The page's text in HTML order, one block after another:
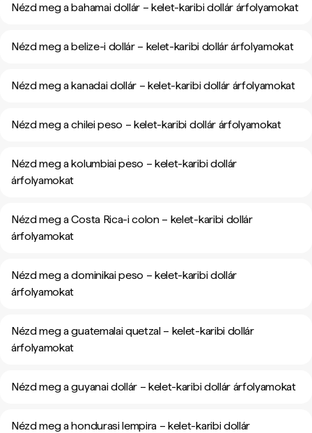
Nézd meg a bahamai dollár – kelet-karibi dollár árfolyamokat
Nézd meg a belize-i dollár – kelet-karibi dollár árfolyamokat
Nézd meg a kanadai dollár – kelet-karibi dollár árfolyamokat
Nézd meg a chilei peso – kelet-karibi dollár árfolyamokat
Nézd meg a kolumbiai peso – kelet-karibi dollár
árfolyamokat
Nézd meg a Costa Rica-i colon – kelet-karibi dollár
árfolyamokat
Nézd meg a dominikai peso – kelet-karibi dollár
árfolyamokat
Nézd meg a guatemalai quetzal – kelet-karibi dollár
árfolyamokat
Nézd meg a guyanai dollár – kelet-karibi dollár árfolyamokat
Nézd meg a hondurasi lempira – kelet-karibi dollár